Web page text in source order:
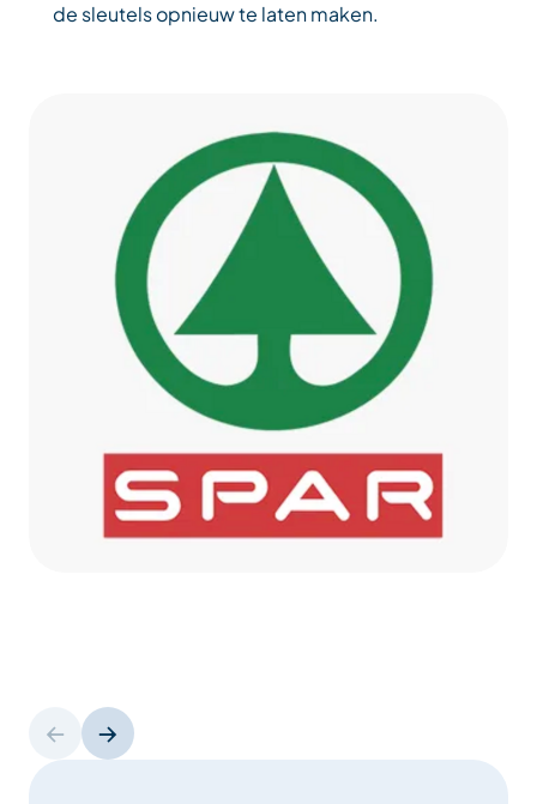
de sleutels opnieuw te laten maken.